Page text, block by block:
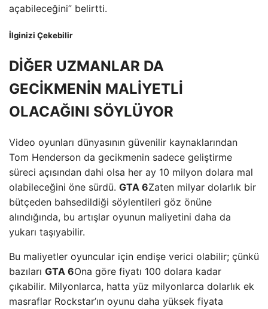
açabileceğini” belirtti.
İlginizi Çekebilir
DİĞER UZMANLAR DA
GECİKMENİN MALİYETLİ
OLACAĞINI SÖYLÜYOR
Video oyunları dünyasının güvenilir kaynaklarından
Tom Henderson da gecikmenin sadece geliştirme
süreci açısından dahi olsa her ay 10 milyon dolara mal
olabileceğini öne sürdü. GTA 6Zaten milyar dolarlık bir
bütçeden bahsedildiği söylentileri göz önüne
alındığında, bu artışlar oyunun maliyetini daha da
yukarı taşıyabilir.
Bu maliyetler oyuncular için endişe verici olabilir; çünkü
bazıları GTA 6Ona göre fiyatı 100 dolara kadar
çıkabilir. Milyonlarca, hatta yüz milyonlarca dolarlık ek
masraflar Rockstar’ın oyunu daha yüksek fiyata